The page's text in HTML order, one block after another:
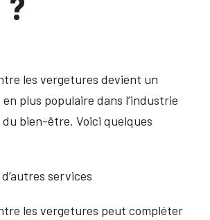
les vergetures devient un
plus populaire dans l’industrie
bien-être. Voici quelques
services
les vergetures peut compléter